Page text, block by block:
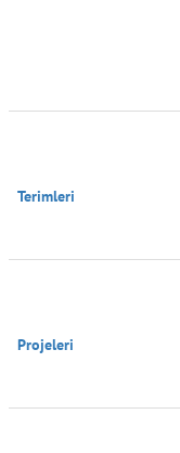
Terimleri
Projeleri